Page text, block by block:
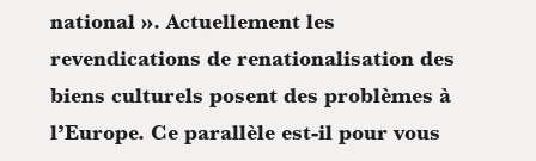
Die OnR mit euch
Führungen durch die Oper
national ». Actuellement les
revendications de renationalisation des
biens culturels posent des problèmes à
l’Europe. Ce parallèle est-il pour vous